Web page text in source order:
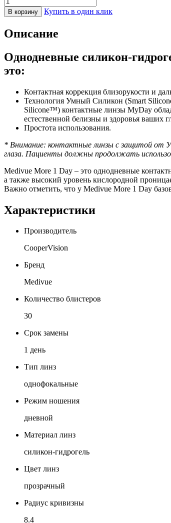
В корзину Купить в один клик
Описание
Однодневные силикон-
это:
Контактная коррекция близорукости и
Технология Умный Силикон (Smart
Silicone™) контактные линзы MyDay
естественной белизны и здоровья ваших
Простота использования.
* Внимание: контактные линзы с защитой от
глаза. Пациенты должны продолжать
Medivue More 1 Day – это однодневные
а также высокий уровень кислородной
Важно отметить, что у Medivue More 1 Day
Характеристики
Производитель
CooperVision
Бренд
Medivue
Количество блистеров
30
Срок замены
1 день
Тип линз
однофокальные
Режим ношения
дневной
Материал линз
силикон-гидрогель
Цвет линз
прозрачный
Радиус кривизны
8.4